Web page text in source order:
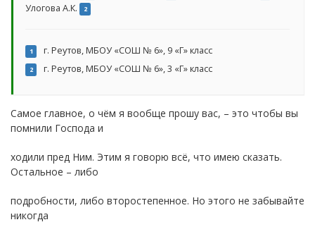
Улогова А.К.
2
1 г. Реутов, МБОУ «СОШ № 6», 9 «Г» класс
2 г. Реутов, МБОУ «СОШ № 6», 3 «Г» класс
Самое главное, о чём я вообще прошу вас, – это чтобы вы
помнили Господа и
ходили пред Ним. Этим я говорю всё, что имею сказать.
Остальное – либо
подробности, либо второстепенное. Но этого не забывайте
никогда